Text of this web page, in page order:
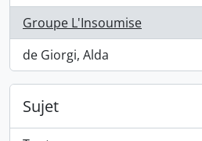
Groupe L'Insoumise
, 1 résultats
de Giorgi, Alda
, 1 résultats
Sujet